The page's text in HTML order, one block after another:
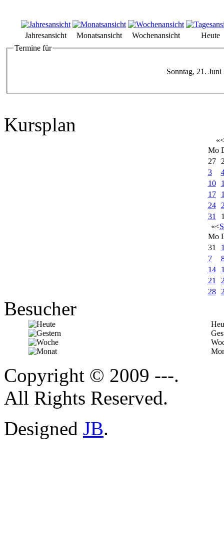
Jahresansicht Monatsansicht Wochenansicht
Heute
Termine für
Sonntag, 21. Juni
Kursplan
«<
Mo
27
3
10
17
24
31
«<
Mo
31
7
14
21
28
Besucher
Copyright © 2009 ---.
All Rights Reserved.
Designed JB.